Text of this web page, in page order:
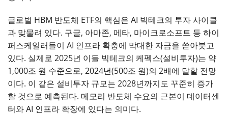
글로벌 HBM 반도체 ETF의 핵심은 AI 빅테크의 투자 사이클
과 맞물려 있다. 구글, 아마존, 메타, 마이크로소프트 등 하이
퍼스케일러들이 AI 인프라 확충에 막대한 자금을 쏟아붓고
있다. 실제로 2025년 이들 빅테크의 케펙스(설비투자)는 약
1,000조 원 수준으로, 2024년(500조 원)의 2배에 달할 전망
이다. 이 같은 설비투자 규모는 2028년까지도 꾸준히 증가
할 것으로 예측된다. 메모리 반도체 수요의 근본이 데이터센
터와 AI 인프라 확장에 있다는 의미다.